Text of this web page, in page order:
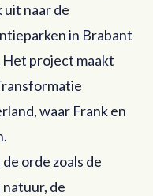
uit naar de
in Brabant
project maakt
waar Frank en
orde zoals de
natuur, de